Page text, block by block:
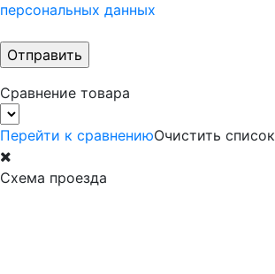
персональных данных
Сравнение товара
Перейти к сравнениюОчистить список
Схема проезда